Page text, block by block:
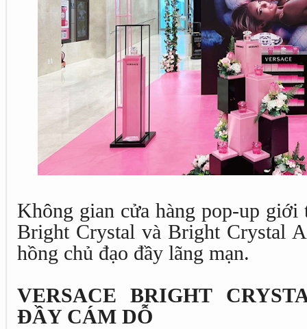
Không gian cửa hàng pop-up giới
Bright Crystal và Bright Crystal
hồng chủ đạo đầy lãng mạn.
VERSACE BRIGHT
ĐẦY CÁM DỖ